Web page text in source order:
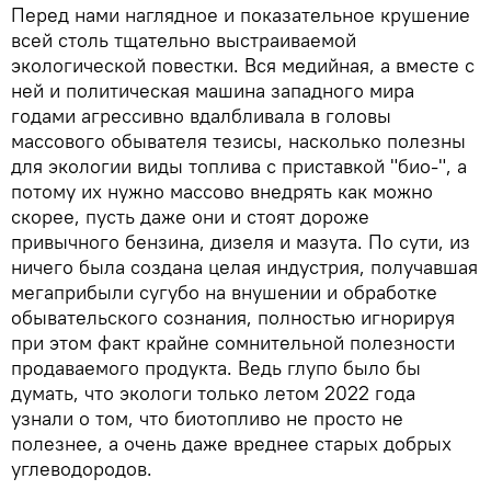
Перед нами наглядное и показательное крушение
всей столь тщательно выстраиваемой
экологической повестки. Вся медийная, а вместе с
ней и политическая машина западного мира
годами агрессивно вдалбливала в головы
массового обывателя тезисы, насколько полезны
для экологии виды топлива с приставкой "био-", а
потому их нужно массово внедрять как можно
скорее, пусть даже они и стоят дороже
привычного бензина, дизеля и мазута. По сути, из
ничего была создана целая индустрия, получавшая
мегаприбыли сугубо на внушении и обработке
обывательского сознания, полностью игнорируя
при этом факт крайне сомнительной полезности
продаваемого продукта. Ведь глупо было бы
думать, что экологи только летом 2022 года
узнали о том, что биотопливо не просто не
полезнее, а очень даже вреднее старых добрых
углеводородов.